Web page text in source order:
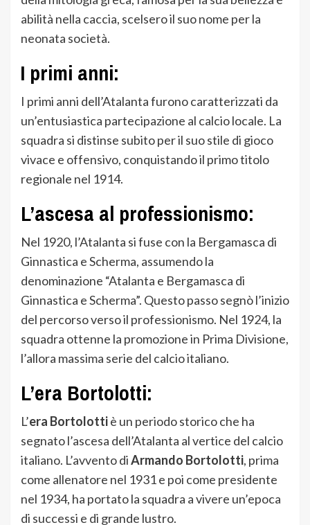
abilità nella caccia, scelsero il suo nome per la
neonata società.
I primi anni:
I primi anni dell’Atalanta furono caratterizzati da
un’entusiastica partecipazione al calcio locale. La
squadra si distinse subito per il suo stile di gioco
vivace e offensivo, conquistando il primo titolo
regionale nel 1914.
L’ascesa al professionismo:
Nel 1920, l’Atalanta si fuse con la Bergamasca di
Ginnastica e Scherma, assumendo la
denominazione “Atalanta e Bergamasca di
Ginnastica e Scherma”. Questo passo segnò l’inizio
del percorso verso il professionismo. Nel 1924, la
squadra ottenne la promozione in Prima Divisione,
l’allora massima serie del calcio italiano.
L’era Bortolotti:
L’era Bortolottiè un periodo storico che ha
segnato l’ascesa dell’Atalanta al vertice del calcio
italiano. L’avvento diArmando Bortolotti, prima
come allenatore nel 1931 e poi come presidente
nel 1934, ha portato la squadra a vivere un’epoca
di successi e di grande lustro.